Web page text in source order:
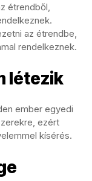
étrendből,
az étrendbe,
rendelkeznek.
létezik
ember egyedi
ezért
kísérés.